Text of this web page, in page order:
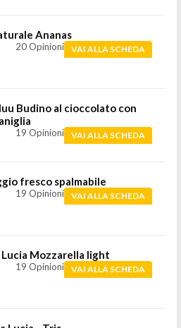
Ananas
20 Opinioni VAI ALLA SCHEDA
Budino al cioccolato con
19 Opinioni VAI ALLA SCHEDA
fresco spalmabile
19 Opinioni VAI ALLA SCHEDA
Lucia Mozzarella light
19 Opinioni VAI ALLA SCHEDA